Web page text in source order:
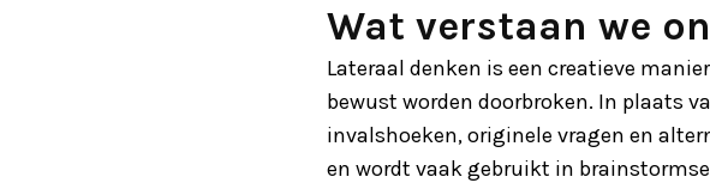
Wat verstaan we
Lateraal denken is een creatieve
bewust worden doorbroken. In plaats
invalshoeken, originele vragen en
en wordt vaak gebruikt in